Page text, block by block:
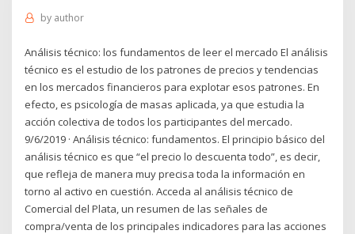
by author
Análisis técnico: los fundamentos de leer el mercado El análisis
técnico es el estudio de los patrones de precios y tendencias
en los mercados financieros para explotar esos patrones. En
efecto, es psicología de masas aplicada, ya que estudia la
acción colectiva de todos los participantes del mercado.
9/6/2019 · Análisis técnico: fundamentos. El principio básico del
análisis técnico es que “el precio lo descuenta todo”, es decir,
que refleja de manera muy precisa toda la información en
torno al activo en cuestión. Acceda al análisis técnico de
Comercial del Plata, un resumen de las señales de
compra/venta de los principales indicadores para las acciones